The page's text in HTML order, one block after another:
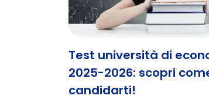
Test università di
2025-2026: scopri
candidarti!